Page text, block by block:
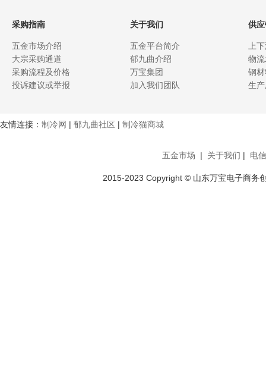
采购指南
五金市场介绍
大宗采购通道
采购流程及价格
投诉建议或举报
关于我们
五金平台简介
郁九曲介绍
万宝集团
加入我们团队
供
上
物
钢
生
友情连接： 制冷网 | 郁九曲社区 | 制冷猫商城
五金市场 | 关于我们 | 电
2015-2023 Copyright © 山东万宝电子商务